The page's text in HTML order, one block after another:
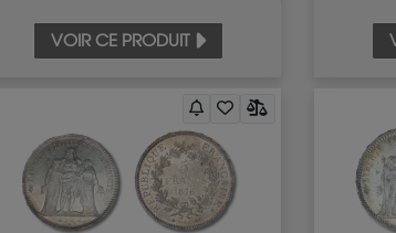
VOIR CE PRODUIT